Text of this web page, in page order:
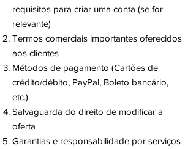
requisitos para criar uma conta (se for
relevante)
Termos comerciais importantes oferecidos
aos clientes
Métodos de pagamento (Cartões de
crédito/débito, PayPal, Boleto bancário,
etc.)
Salvaguarda do direito de modificar a
oferta
Garantias e responsabilidade por serviços